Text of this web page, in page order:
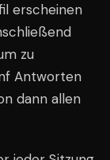
erscheinen
zu
Antworten
dann allen